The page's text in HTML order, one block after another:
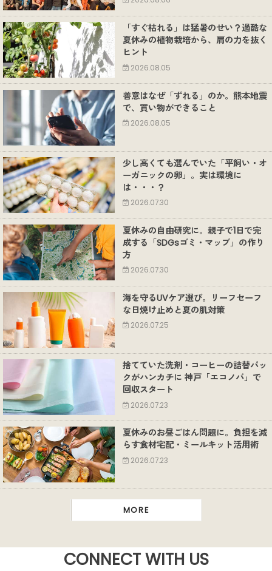
「すぐ枯れる」は猛暑のせい？過酷な
夏休みの植物栽培から、肩の力を抜く
ヒント
2026.08.05
善意はなぜ「ずれる」のか。熊本地震
で、買い物ができること
2026.08.05
少し高くても選んでいた「平飼い・オ
ーガニックの卵」。実は環境に
は・・・？
2026.07.30
夏休みの自由研究に。親子で1日で完
成する「SDGsゴミ・マップ」の作り
方
2026.07.30
海を守るUVケア選び。リーフセーフ
な日焼け止めと夏の肌対策
2026.07.25
捨てていた洗剤・コーヒーの詰替パッ
クがハンカチに 神戸「エコノバ」で
回収スタート
2026.07.23
夏休みのお昼ごはん問題に。負担を減
らす食材宅配・ミールキット活用術
2026.07.23
MORE
CONNECT WITH US